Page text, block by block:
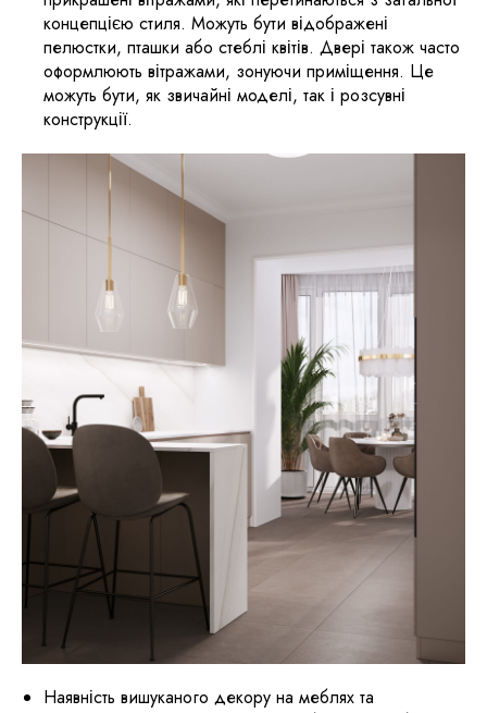
концепцією стиля. Можуть бути відображені
пелюстки, пташки або стеблі квітів. Двері також часто
оформлюють вітражами, зонуючи приміщення. Це
можуть бути, як звичайні моделі, так і розсувні
конструкції.
Наявність вишуканого декору на меблях та